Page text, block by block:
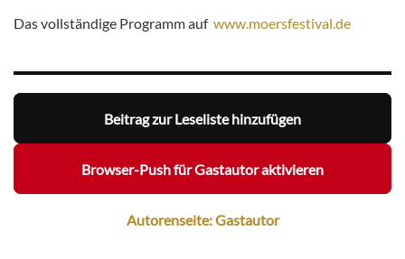
Das vollständige Programm auf www.moersfestival.de
Beitrag zur Leseliste hinzufügen
Browser-Push für Gastautor aktivieren
Autorenseite: Gastautor